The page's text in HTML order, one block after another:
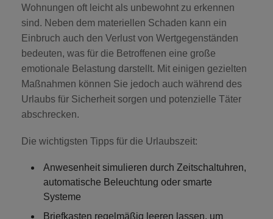
Wohnungen oft leicht als unbewohnt zu erkennen
sind. Neben dem materiellen Schaden kann ein
Einbruch auch den Verlust von Wertgegenständen
bedeuten, was für die Betroffenen eine große
emotionale Belastung darstellt. Mit einigen gezielten
Maßnahmen können Sie jedoch auch während des
Urlaubs für Sicherheit sorgen und potenzielle Täter
abschrecken.
Die wichtigsten Tipps für die Urlaubszeit:
Anwesenheit simulieren durch Zeitschaltuhren,
automatische Beleuchtung oder smarte
Systeme
Briefkasten regelmäßig leeren lassen, um